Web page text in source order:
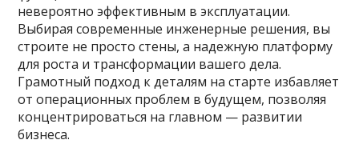
невероятно эффективным в эксплуатации.
Выбирая современные инженерные решения, вы
строите не просто стены, а надежную платформу
для роста и трансформации вашего дела.
Грамотный подход к деталям на старте избавляет
от операционных проблем в будущем, позволяя
концентрироваться на главном — развитии
бизнеса.